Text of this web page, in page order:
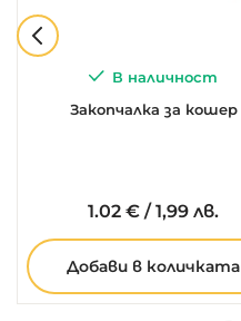
В наличност
Закопчалка за кошер
1.02 € /1,99 лв.
Добави в количката